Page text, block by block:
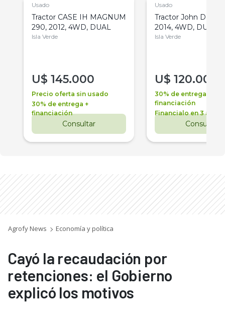
Usado
Tractor CASE IH MAGNUM
290, 2012, 4WD, DUAL
Isla Verde
U$ 145.000
Precio oferta sin usado
30% de entrega +
financiación
Consultar
Usado
Tractor John Deere
2014, 4WD, DUAL
Isla Verde
U$ 120.000
30% de entrega +
financiación
Financialo en 3 años
Consultar
Agrofy News Economía y política
Cayó la recaudación por
retenciones: el Gobierno
explicó los motivos